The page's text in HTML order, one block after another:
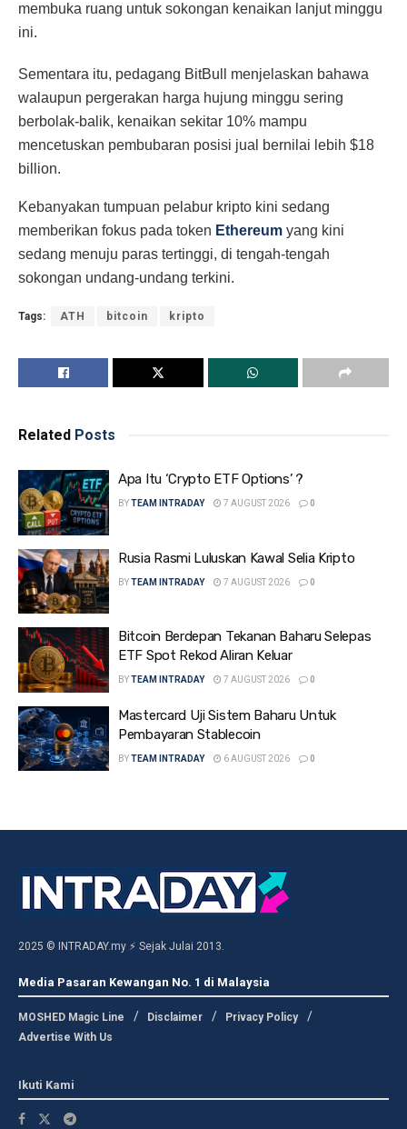
membuka ruang untuk sokongan kenaikan lanjut minggu
ini.
Sementara itu, pedagang BitBull menjelaskan bahawa
walaupun pergerakan harga hujung minggu sering
berbolak-balik, kenaikan sekitar 10% mampu
mencetuskan pembubaran posisi jual bernilai lebih $18
billion.
Kebanyakan tumpuan pelabur kripto kini sedang
memberikan fokus pada token Ethereum yang kini
sedang menuju paras tertinggi, di tengah-tengah
sokongan undang-undang terkini.
Tags: ATH bitcoin kripto
Related Posts
Apa Itu ‘Crypto ETF Options’ ?
BYTEAM INTRADAY 7 AUGUST 2026 0
Rusia Rasmi Luluskan Kawal Selia Kripto
BYTEAM INTRADAY 7 AUGUST 2026 0
Bitcoin Berdepan Tekanan Baharu Selepas
ETF Spot Rekod Aliran Keluar
BYTEAM INTRADAY 7 AUGUST 2026 0
Mastercard Uji Sistem Baharu Untuk
Pembayaran Stablecoin
BYTEAM INTRADAY 6 AUGUST 2026 0
2025 © INTRADAY.my ⚡ Sejak Julai 2013.
Media Pasaran Kewangan No. 1 di Malaysia
MOSHED Magic Line Disclaimer
Privacy Policy
Advertise With Us
Ikuti Kami